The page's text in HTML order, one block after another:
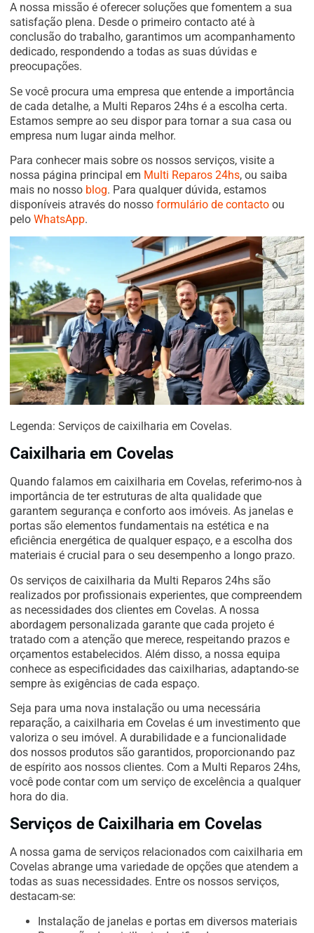
A nossa missão é oferecer soluções que fomentem a sua
satisfação plena. Desde o primeiro contacto até à
conclusão do trabalho, garantimos um acompanhamento
dedicado, respondendo a todas as suas dúvidas e
preocupações.
Se você procura uma empresa que entende a importância
de cada detalhe, a Multi Reparos 24hs é a escolha certa.
Estamos sempre ao seu dispor para tornar a sua casa ou
empresa num lugar ainda melhor.
Para conhecer mais sobre os nossos serviços, visite a
nossa página principal em Multi Reparos 24hs, ou saiba
mais no nosso blog. Para qualquer dúvida, estamos
disponíveis através do nosso formulário de contacto ou
pelo WhatsApp.
Legenda: Serviços de caixilharia em Covelas.
Caixilharia em Covelas
Quando falamos em caixilharia em Covelas, referimo-nos à
importância de ter estruturas de alta qualidade que
garantem segurança e conforto aos imóveis. As janelas e
portas são elementos fundamentais na estética e na
eficiência energética de qualquer espaço, e a escolha dos
materiais é crucial para o seu desempenho a longo prazo.
Os serviços de caixilharia da Multi Reparos 24hs são
realizados por profissionais experientes, que compreendem
as necessidades dos clientes em Covelas. A nossa
abordagem personalizada garante que cada projeto é
tratado com a atenção que merece, respeitando prazos e
orçamentos estabelecidos. Além disso, a nossa equipa
conhece as especificidades das caixilharias, adaptando-se
sempre às exigências de cada espaço.
Seja para uma nova instalação ou uma necessária
reparação, a caixilharia em Covelas é um investimento que
valoriza o seu imóvel. A durabilidade e a funcionalidade
dos nossos produtos são garantidos, proporcionando paz
de espírito aos nossos clientes. Com a Multi Reparos 24hs,
você pode contar com um serviço de excelência a qualquer
hora do dia.
Serviços de Caixilharia em Covelas
A nossa gama de serviços relacionados com caixilharia em
Covelas abrange uma variedade de opções que atendem a
todas as suas necessidades. Entre os nossos serviços,
destacam-se:
Instalação de janelas e portas em diversos materiais